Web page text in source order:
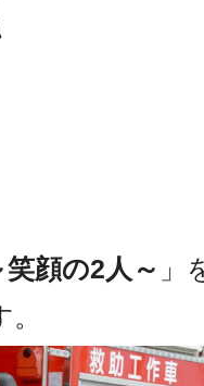
顔の2人～ 」